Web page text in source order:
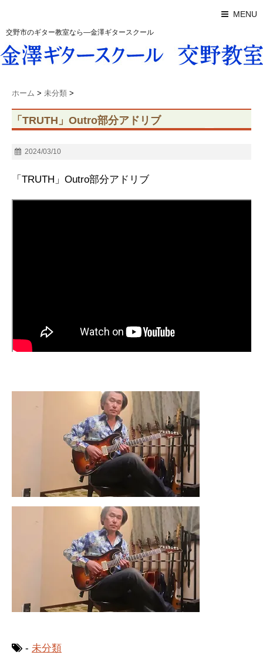
MENU
交野市のギター教室なら―金澤ギタースクール
ホーム > 未分類 >
「TRUTH」Outro部分アドリブ
2024/03/10
「TRUTH」Outro部分アドリブ
- 未分類